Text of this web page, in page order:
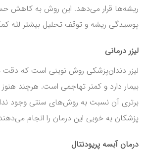
ریشه‌ها قرار می‌دهد. این روش به کاهش
پوسیدگی ریشه و توقف تحلیل بیشتر لثه
لیزر درمانی
لیزر دندان‌پزشکی روش نوینی است که دقت
بیمار دارد و کمتر تهاجمی است. هرچند
برتری آن نسبت به روش‌های سنتی وجود
پزشکان به خوبی این درمان را انجام
درمان آبسه پریودنتال